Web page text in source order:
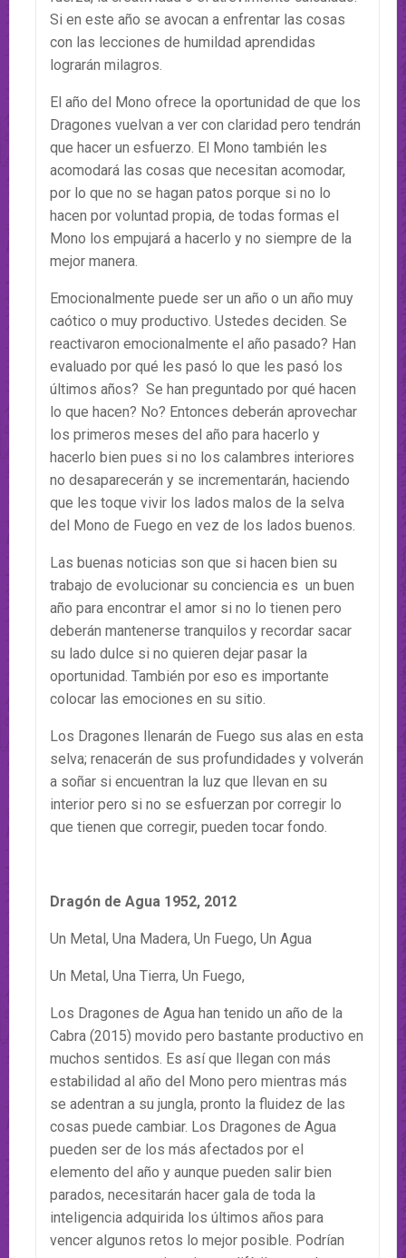
Si en este año se avocan a enfrentar las cosas
con las lecciones de humildad aprendidas
lograrán milagros.
El año del Mono ofrece la oportunidad de que los
Dragones vuelvan a ver con claridad pero tendrán
que hacer un esfuerzo. El Mono también les
acomodará las cosas que necesitan acomodar,
por lo que no se hagan patos porque si no lo
hacen por voluntad propia, de todas formas el
Mono los empujará a hacerlo y no siempre de la
mejor manera.
Emocionalmente puede ser un año o un año muy
caótico o muy productivo. Ustedes deciden. Se
reactivaron emocionalmente el año pasado? Han
evaluado por qué les pasó lo que les pasó los
últimos años? Se han preguntado por qué hacen
lo que hacen? No? Entonces deberán aprovechar
los primeros meses del año para hacerlo y
hacerlo bien pues si no los calambres interiores
no desaparecerán y se incrementarán, haciendo
que les toque vivir los lados malos de la selva
del Mono de Fuego en vez de los lados buenos.
Las buenas noticias son que si hacen bien su
trabajo de evolucionar su conciencia es un buen
año para encontrar el amor si no lo tienen pero
deberán mantenerse tranquilos y recordar sacar
su lado dulce si no quieren dejar pasar la
oportunidad. También por eso es importante
colocar las emociones en su sitio.
Los Dragones llenarán de Fuego sus alas en esta
selva; renacerán de sus profundidades y volverán
a soñar si encuentran la luz que llevan en su
interior pero si no se esfuerzan por corregir lo
que tienen que corregir, pueden tocar fondo.
Dragón de Agua 1952, 2012
Un Metal, Una Madera, Un Fuego, Un Agua
Un Metal, Una Tierra, Un Fuego,
Los Dragones de Agua han tenido un año de la
Cabra (2015) movido pero bastante productivo en
muchos sentidos. Es así que llegan con más
estabilidad al año del Mono pero mientras más
se adentran a su jungla, pronto la fluidez de las
cosas puede cambiar. Los Dragones de Agua
pueden ser de los más afectados por el
elemento del año y aunque pueden salir bien
parados, necesitarán hacer gala de toda la
inteligencia adquirida los últimos años para
vencer algunos retos lo mejor posible. Podrían